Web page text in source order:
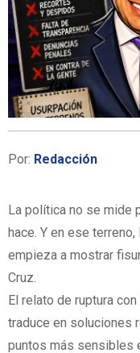
Por: Redacción
La política no se mide
hace. Y en ese
empieza a mostrar
Cruz.
El relato de ruptura
traduce en soluciones
puntos más sensibles